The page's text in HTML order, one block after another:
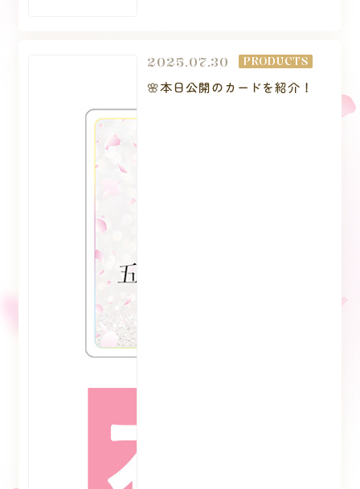
2025.07.30 PRODUCTS
🌸本日公開のカードを紹介！